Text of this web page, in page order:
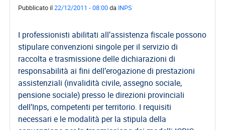
Pubblicato il22/12/2011 - 08:00da INPS
I professionisti abilitati all’assistenza fiscale possono
stipulare convenzioni singole per il servizio di
raccolta e trasmissione delle dichiarazioni di
responsabilità ai fini dell’erogazione di prestazioni
assistenziali (invalidità civile, assegno sociale,
pensione sociale) presso le direzioni provinciali
dell’Inps, competenti per territorio. I requisiti
necessari e le modalità per la stipula della